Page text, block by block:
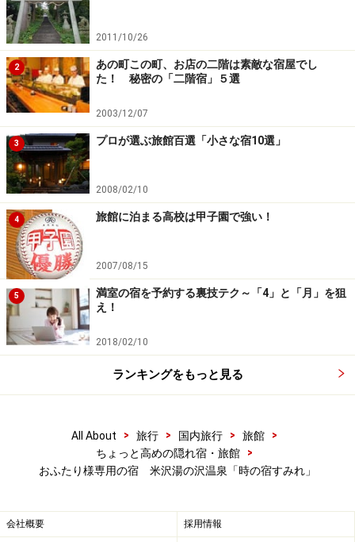
ビも部屋にはない。CDをBGMに二人でゆっくりと話をし
よう。手持ち無沙汰だと思ったら、ロビーの「酒蔵」を
のぞきに行こう。山形産の地酒や高畠ワインが、冷蔵温
度の小部屋で冷やされて待っている。グラスを頼み、部
屋で傾けると、きっと会話に花が咲く。
そして、「時の宿すみれ」の特筆すべき個性は、その夕
食にある。
その夕食とは！ 次ページで。
※記事内容は執筆時点のものです。最新の内容をご確認くださ
い。
2011/10/26
2
あの町この町、お店の二階は素敵な宿屋でし
た！ 秘密の「二階宿」５選
2003/12/07
3 プロが選ぶ旅館百選「小さな宿10選」
2008/02/10
4 旅館に泊まる高校は甲子園で強い！
2007/08/15
5
満室の宿を予約する裏技テク～「4」と「月」を狙
え！
2018/02/10
ランキングをもっと見る
All About > 旅行 > 国内旅行 > 旅館
>
ちょっと高めの隠れ宿・旅館
>
おふたり様専用の宿 米沢湯の沢温泉「時の宿すみれ」
会社概要 採用情報